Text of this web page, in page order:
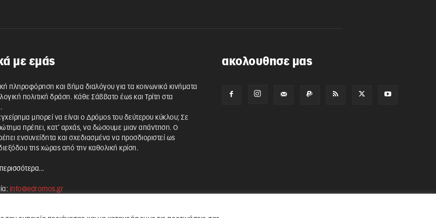
με εμάς
πληροφόρηση και βήμα διαλόγου για τα κοινωνικά κινήματα
πολιτική δράση. Κάθε Σάββατο έως και Τρίτη στα
μπορεί να είναι ο Δρόμος του δεύτερου κύκλου; Σε
πρέπει, κατ’ αρχάς, να δώσουμε μιαν απάντηση. Ο
ενσυνείδητα και σχεδιασμένα να προσδιοριστεί ως
της χώρας από την καθολική κρίση.
info@edromos.gr
ακολουθησε μας